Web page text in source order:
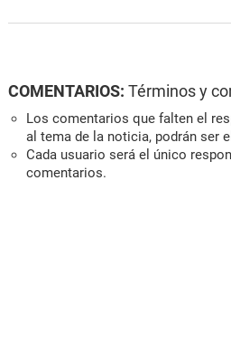
COMENTARIOS: Términos y
Los comentarios que falten el
al tema de la noticia, podrán ser
Cada usuario será el único
comentarios.